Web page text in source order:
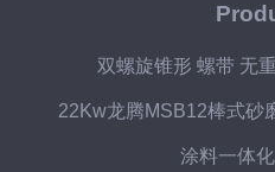
双螺旋锥形 螺带 无
22Kw龙腾MSB12棒式砂
涂料一体